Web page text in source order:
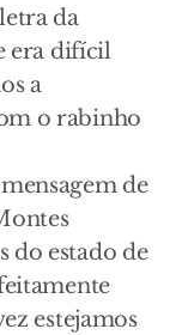
da
era difícil
a
o rabinho
de
do estado de
estejamos